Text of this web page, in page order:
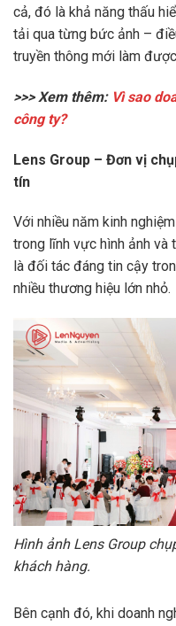
cả, đó là khả năng thấu
tải qua từng bức ảnh –
truyền thông mới làm
>>> Xem thêm: Vì sao
công ty?
Lens Group – Đơn vị
tín
Với nhiều năm kinh
trong lĩnh vực hình ảnh và
là đối tác đáng tin cậy
nhiều thương hiệu lớn nhỏ.
Hình ảnh Lens Group
khách hàng.
Bên cạnh đó, khi doanh